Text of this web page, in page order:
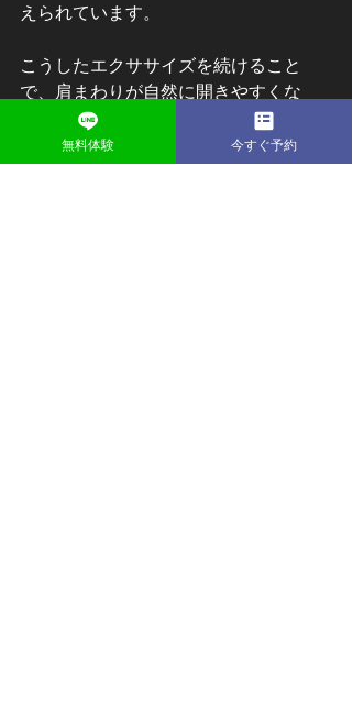
えられています。
こうしたエクササイズを続けること
で、肩まわりが自然に開きやすくな
り、姿勢を正そうとする意識が楽にな
るケースもあると言われています。短
無料体験 今すぐ予約